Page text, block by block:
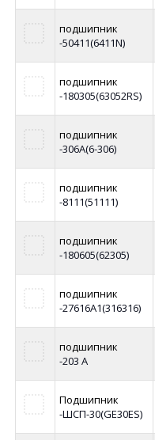
подшипник
-50411(6411N)
подшипник
-180305(63052RS)
подшипник
-306А(6-306)
подшипник
-8111(51111)
подшипник
-180605(62305)
подшипник
-27616А1(316316)
подшипник
-203 А
Подшипник
-ШСП-30(GE30ES)